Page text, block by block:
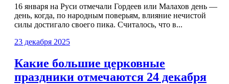
16 января на Руси отмечали Гордеев или Малахов день —
день, когда, по народным поверьям, влияние нечистой
силы достигало своего пика. Считалось, что в...
23 декабря 2025
Какие большие церковные
праздники отмечаются 24 декабря